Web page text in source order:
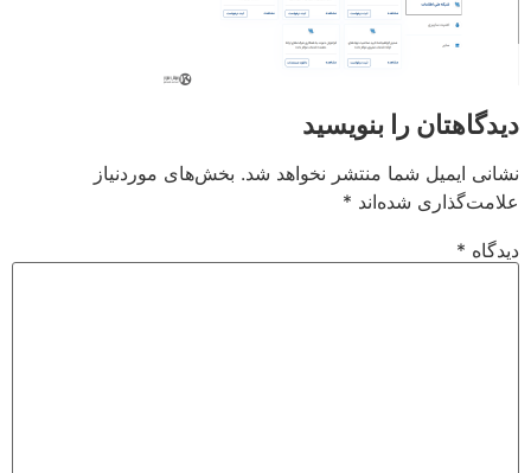
دیدگاهتان را بنویسید
نشانی ایمیل شما منتشر نخواهد شد. بخش‌های موردنیاز
علامت‌گذاری شده‌اند *
دیدگاه *